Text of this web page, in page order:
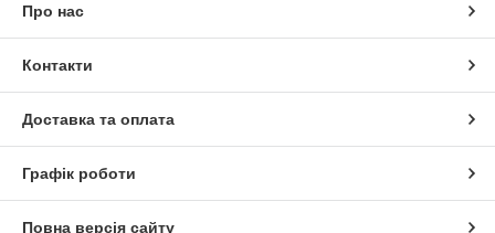
Про нас
Контакти
Доставка та оплата
Графік роботи
Повна версія сайту